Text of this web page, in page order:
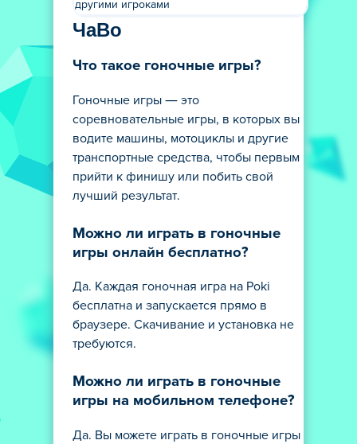
другими игроками
ЧаВо
Что такое гоночные игры?
Гоночные игры — это
соревновательные игры, в которых вы
водите машины, мотоциклы и другие
транспортные средства, чтобы первым
прийти к финишу или побить свой
лучший результат.
Можно ли играть в гоночные
игры онлайн бесплатно?
Да. Каждая гоночная игра на Poki
бесплатна и запускается прямо в
браузере. Скачивание и установка не
требуются.
Можно ли играть в гоночные
игры на мобильном телефоне?
Да. Вы можете играть в гоночные игры